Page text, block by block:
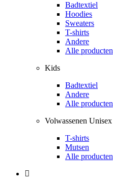
Badtextiel
Hoodies
Sweaters
T-shirts
Andere
Alle producten
Kids
Badtextiel
Andere
Alle producten
Volwassenen Unisex
T-shirts
Mutsen
Alle producten